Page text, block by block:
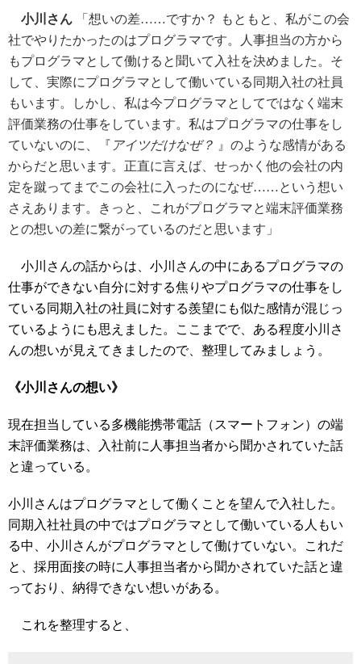
小川さん 「想いの差……ですか？ もともと、私がこの会
社でやりたかったのはプログラマです。人事担当の方から
もプログラマとして働けると聞いて入社を決めました。そ
して、実際にプログラマとして働いている同期入社の社員
もいます。しかし、私は今プログラマとしてではなく端末
評価業務の仕事をしています。私はプログラマの仕事をし
ていないのに、『 アイツだけなぜ？ 』のような感情がある
からだと思います。正直に言えば、せっかく他の会社の内
定を蹴ってまでこの会社に入ったのになぜ……という想い
さえあります。きっと、これがプログラマと端末評価業務
との想いの差に繋がっているのだと思います」
小川さんの話からは、小川さんの中にあるプログラマの
仕事ができない自分に対する焦りやプログラマの仕事をし
ている同期入社の社員に対する羨望にも似た感情が混じっ
ているようにも思えました。ここまでで、ある程度小川さ
んの想いが見えてきましたので、整理してみましょう。
《小川さんの想い》
現在担当している多機能携帯電話（スマートフォン）の端
末評価業務は、入社前に人事担当者から聞かされていた話
と違っている。
小川さんはプログラマとして働くことを望んで入社した。
同期入社社員の中ではプログラマとして働いている人もい
る中、小川さんがプログラマとして働けていない。これだ
と、採用面接の時に人事担当者から聞かされていた話と違
っており、納得できない想いがある。
これを整理すると、